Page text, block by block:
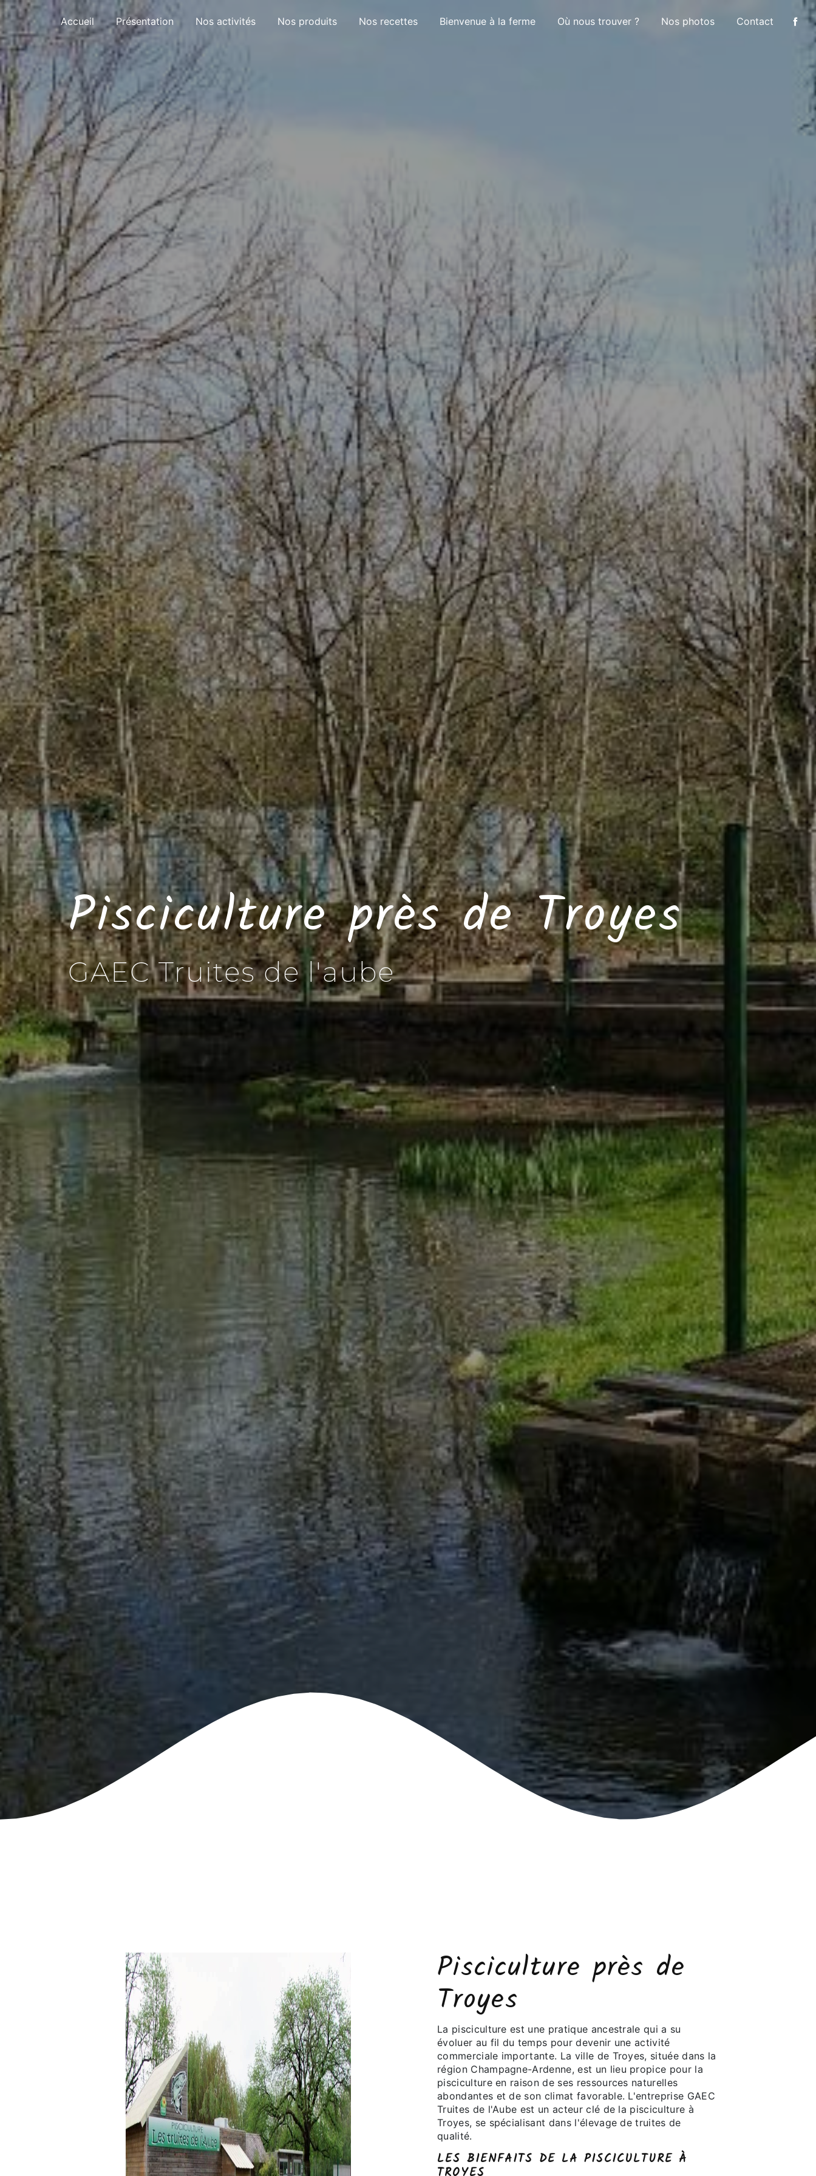
Accueil Présentation Nos activités Nos produits Nos recettes Bienvenue à la ferme Où nous trouver ? Nos photos Contact
Pisciculture près de Troyes
GAEC Truites de l'aube
Pisciculture près de
Troyes
La pisciculture est une pratique ancestrale qui a su
évoluer au fil du temps pour devenir une activité
commerciale importante. La ville de Troyes, située dans la
région Champagne-Ardenne, est un lieu propice pour la
pisciculture en raison de ses ressources naturelles
abondantes et de son climat favorable. L'entreprise GAEC
Truites de l'Aube est un acteur clé de la pisciculture à
Troyes, se spécialisant dans l'élevage de truites de
qualité.
LES BIENFAITS DE LA PISCICULTURE À
Panneau de gestion des cookies